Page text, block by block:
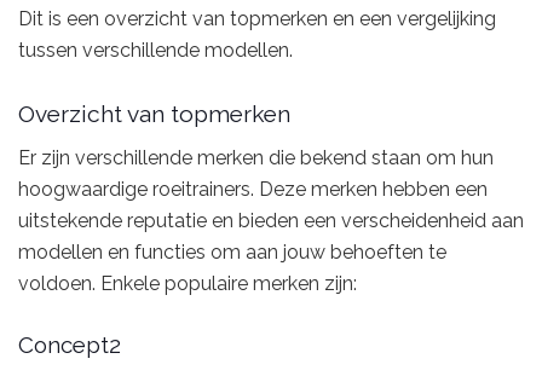
Dit is een overzicht van topmerken en een vergelijking
tussen verschillende modellen.
Overzicht van topmerken
Er zijn verschillende merken die bekend staan om hun
hoogwaardige roeitrainers. Deze merken hebben een
uitstekende reputatie en bieden een verscheidenheid aan
modellen en functies om aan jouw behoeften te
voldoen. Enkele populaire merken zijn:
Concept2